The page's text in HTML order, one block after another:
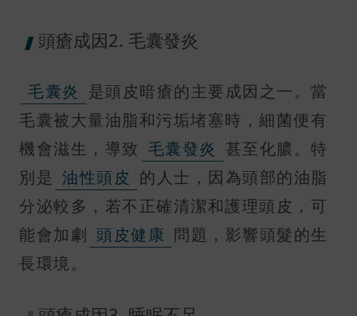
頭瘡成因2. 毛囊發炎
毛囊炎 是頭皮暗瘡的主要成因之一。當
毛囊被大量油脂和污垢堵塞時，細菌便有
機會滋生，導致 毛囊發炎 甚至化膿。特
別是 油性頭皮 的人士，因為頭部的油脂
分泌較多，若不正確清潔和護理頭皮，可
能會加劇 頭皮健康 問題，影響頭髮的生
長環境。